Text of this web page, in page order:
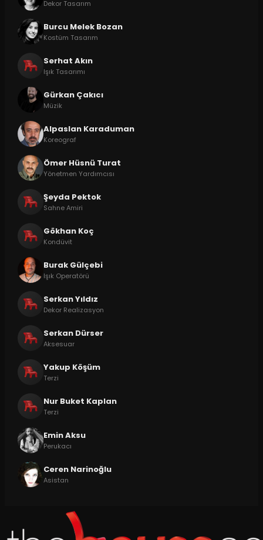
Dekor Tasarım
Burcu Melek Bozan
Kostüm Tasarım
Serhat Akın
Işık Tasarımı
Gürkan Çakıcı
Müzik
Alpaslan Karaduman
Koreograf
Ömer Hüsnü Turat
Yönetmen Yardımcısı
Şeyda Pektok
Sahne Amiri
Gökhan Koç
Kondüvit
Burak Gülçebi
Işık Operatörü
Serkan Yıldız
Dekor Realizasyon
Serkan Dürser
Aksesuar
Yakup Köşüm
Terzi
Nur Buket Kaplan
Terzi
Emin Aksu
Perukacı
Ceren Narinoğlu
Asistan